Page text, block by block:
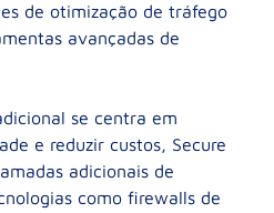
de otimização de tráfego
avançadas de
se centra em
e reduzir custos, Secure
adicionais de
como firewalls de